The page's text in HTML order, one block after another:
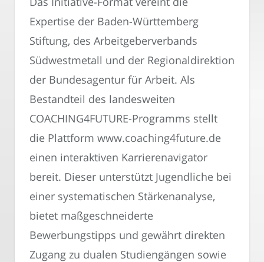
Expertise der Baden-Württemberg
Stiftung, des Arbeitgeberverbands
Südwestmetall und der Regionaldirektion
der Bundesagentur für Arbeit. Als
Bestandteil des landesweiten
COACHING4FUTURE-Programms stellt
die Plattform www.coaching4future.de
einen interaktiven Karrierenavigator
bereit. Dieser unterstützt Jugendliche bei
einer systematischen Stärkenanalyse,
bietet maßgeschneiderte
Bewerbungstipps und gewährt direkten
Zugang zu dualen Studiengängen sowie